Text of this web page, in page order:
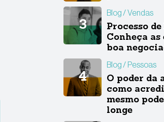
Blog Vendas
Processo
Conheça as
boa
Blog Pessoas
O poder da
como
mesmo
longe